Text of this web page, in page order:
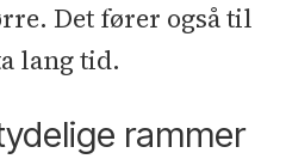
Det fører også til
lang tid.
rammer